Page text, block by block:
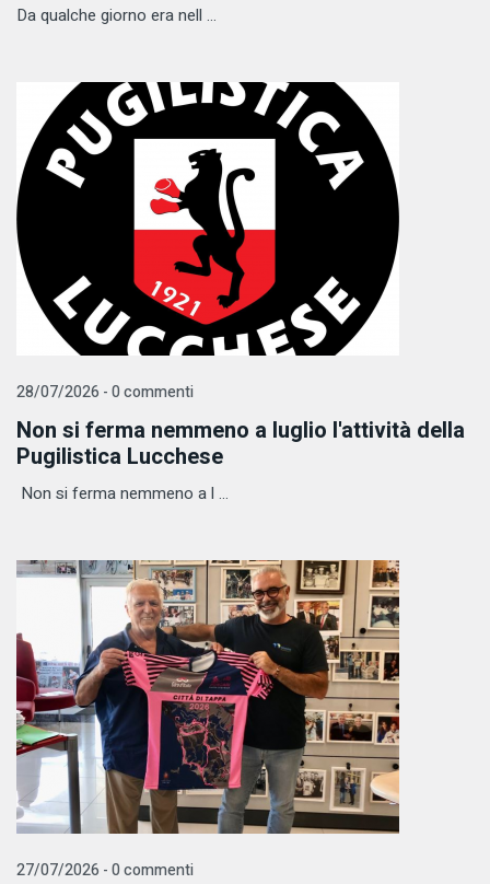
Da qualche giorno era nell ...
28/07/2026 - 0 commenti
Non si ferma nemmeno a luglio l'attività della
Pugilistica Lucchese
Non si ferma nemmeno a l ...
27/07/2026 - 0 commenti